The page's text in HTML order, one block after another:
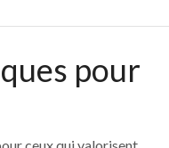
pour